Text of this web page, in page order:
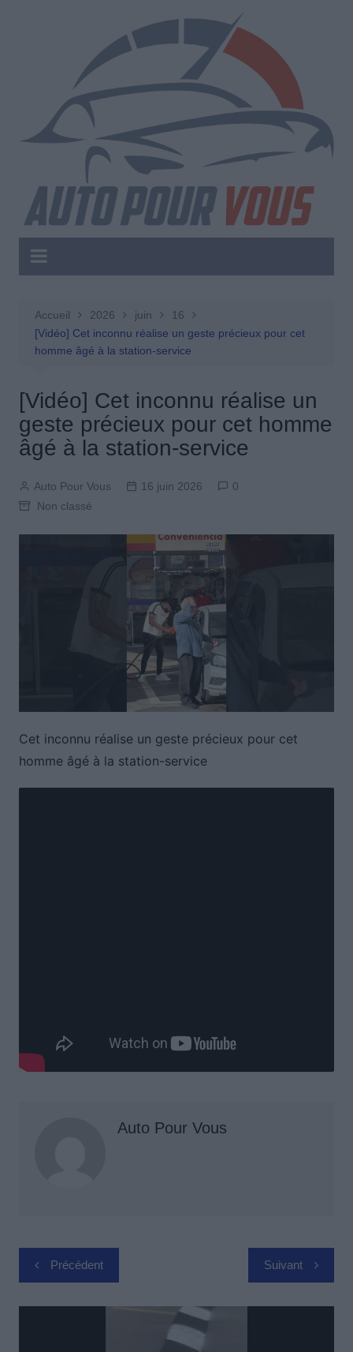
Accueil 2026 juin
16
[Vidéo] Cet inconnu réalise un geste précieux pour cet
homme âgé à la station-service
[Vidéo] Cet inconnu réalise un
geste précieux pour cet homme
âgé à la station-service
Auto Pour Vous 16 juin 2026
0
Non classé
Cet inconnu réalise un geste précieux pour cet
homme âgé à la station-service
Auto Pour Vous
Navigation
de
l’article
Précédent Suivant